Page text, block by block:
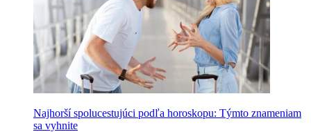
Najhorší spolucestujúci podľa horoskopu: Týmto znameniam
sa vyhnite